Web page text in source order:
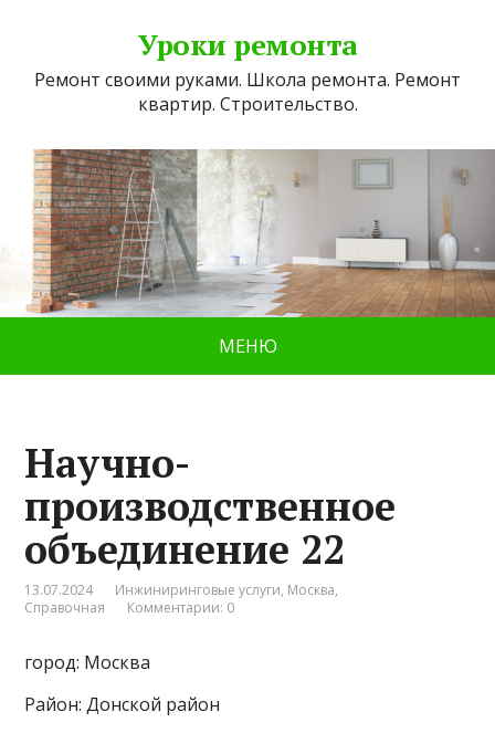
Уроки ремонта
Ремонт своими руками. Школа ремонта. Ремонт
квартир. Строительство.
МЕНЮ
Научно-
производственное
объединение 22
13.07.2024 Инжиниринговые услуги, Москва,
Справочная
Комментарии: 0
город: Москва
Район: Донской район